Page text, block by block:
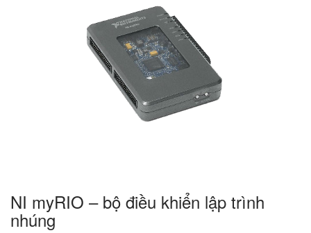
NI myRIO – bộ điều khiển lập trình
nhúng